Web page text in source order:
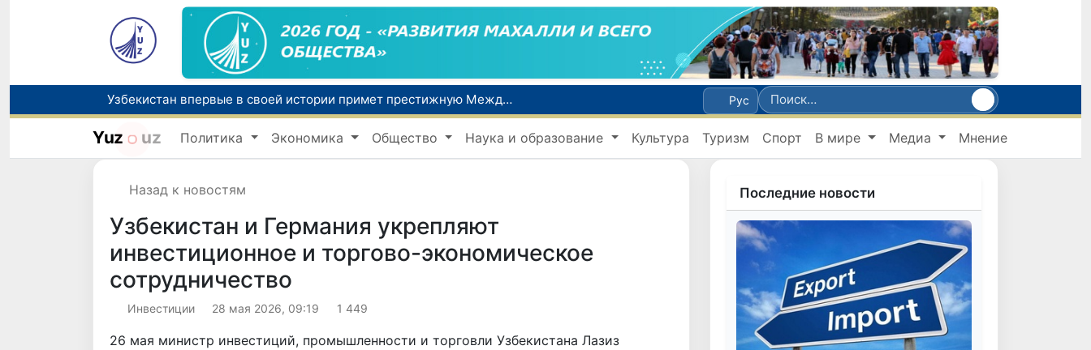
Узбекистан впервые в своей истории примет престижную Международную олимпиаду по информатике IOI 2026
Число пользователей мобильного интернета в Узбекистане за 10 лет выросло в 4,3 раза
В Ташкенте состоялось заседание Исполнительного комитета Федерации тяжелой атлетики Азии
Рус
Yuz uz Политика Экономика Общество Наука и образование Культура Туризм Спорт В мире Медиа Мнение
Назад к новостям
Узбекистан и Германия укрепляют
инвестиционное и торгово-экономическое
сотрудничество
Инвестиции 28 мая 2026, 09:19 1 449
26 мая министр инвестиций, промышленности и торговли Узбекистана Лазиз
Последние новости